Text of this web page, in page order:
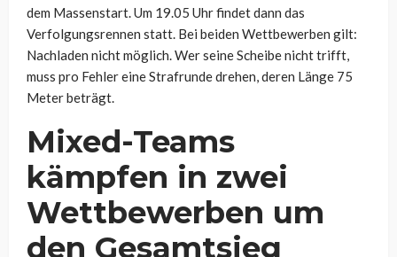
dem Massenstart. Um 19.05 Uhr findet dann das
Verfolgungsrennen statt. Bei beiden Wettbewerben gilt:
Nachladen nicht möglich. Wer seine Scheibe nicht trifft,
muss pro Fehler eine Strafrunde drehen, deren Länge 75
Meter beträgt.
Mixed-Teams
kämpfen in zwei
Wettbewerben um
den Gesamtsieg